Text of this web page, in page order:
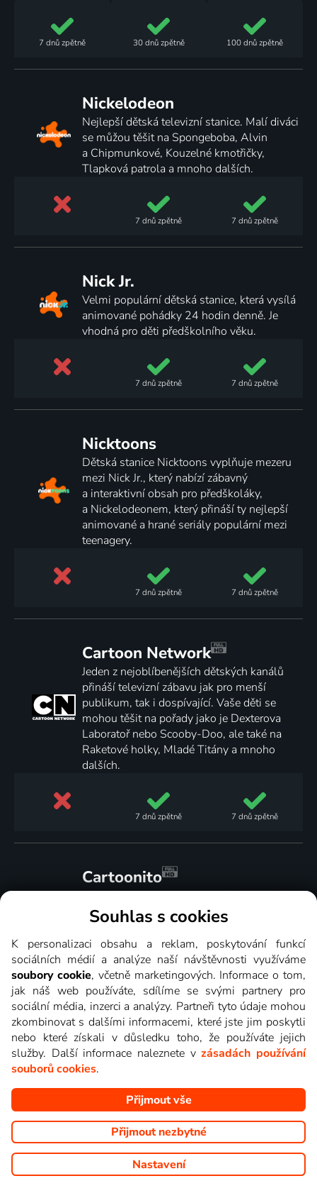
7 dnůzpětně 30 dnů zpětně 100 dnůzpětně
Nickelodeon
Nejlepší dětská televizní stanice. Malí diváci
se můžou těšit na Spongeboba, Alvin
a Chipmunkové, Kouzelné kmotřičky,
Tlapková patrola a mnoho dalších.
7 dnůzpětně 7 dnůzpětně
Nick Jr.
Velmi populární dětská stanice, která vysílá
animované pohádky 24 hodin denně. Je
vhodná pro děti předškolního věku.
7 dnůzpětně 7 dnůzpětně
Nicktoons
Dětská stanice Nicktoons vyplňuje mezeru
mezi Nick Jr., který nabízí zábavný
a interaktivní obsah pro předškoláky,
a Nickelodeonem, který přináší ty nejlepší
animované a hrané seriály populární mezi
teenagery.
7 dnůzpětně 7 dnůzpětně
Cartoon Network
Jeden z nejoblíbenějších dětských kanálů
přináší televizní zábavu jak pro menší
publikum, tak i dospívající. Vaše děti se
mohou těšit na pořady jako je Dexterova
Laboratoř nebo Scooby-Doo, ale také na
Raketové holky, Mladé Titány a mnoho
dalších.
7 dnůzpětně 7 dnůzpětně
Cartoonito
Dětská stanice Cartoonito vysílá v češtině
osudy těch nejoblíbenějších animovaných
hrdinů. Na Vás a Vaše děti čekají klasiky jako
je Tom a Jerry, partičku Loonely Tunes,
Flinstounovi, kocoura Garfielda nebo
Růžového pantera.
7 dnů zpětně 7 dnůzpětně
Lala TV
Lala TV je dětská zpívanková televize. Je
svým obsahem jedinečná. A to z důvodu, že
ve videoklipech účinkují české děti, zpěváci,
hudebníci a herci. O to blíž je svým divákům
Souhlas s cookies
K personalizaci obsahu a reklam, poskytování funkcí
sociálních médií a analýze naší návštěvnosti využíváme
soubory cookie, včetně marketingových. Informace o tom,
jak náš web používáte, sdílíme se svými partnery pro
sociální média, inzerci a analýzy. Partneři tyto údaje mohou
zkombinovat s dalšími informacemi, které jste jim poskytli
nebo které získali v důsledku toho, že používáte jejich
služby. Další informace naleznete vzásadách používání
souborů cookies.
Přijmout vše
Přijmout nezbytné
Nastavení